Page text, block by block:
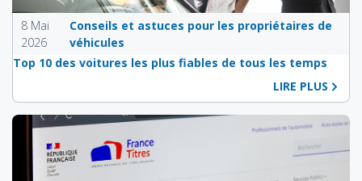
8 Mai
2026
Conseils et astuces pour les propriétaires de
véhicules
Top 10 des voitures les plus fiables de tous les temps
LIRE PLUS